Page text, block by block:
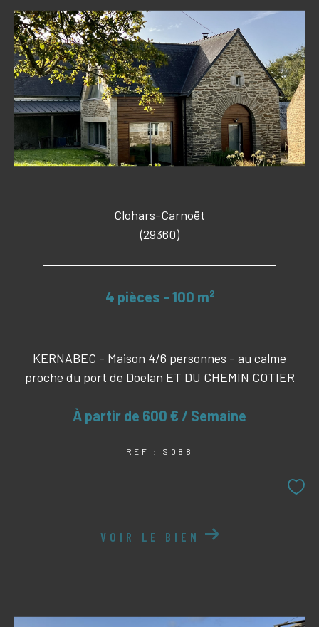
Clohars-Carnoët
(29360)
4 pièces - 100 m²
KERNABEC - Maison 4/6 personnes - au calme
proche du port de Doelan ET DU CHEMIN COTIER
À partir de 600 € / Semaine
REF : S088
VOIR LE BIEN